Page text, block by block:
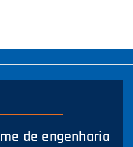
de engenharia